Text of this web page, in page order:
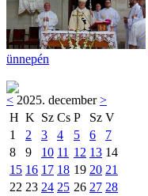
ünnepén
< 2025. december>
H K Sz Cs P Sz V
1
2 3 4 5 6
7
8
9 10 11 12 13 14
15 16 17 18 19 20 21
22 23 24 25 26 27 28